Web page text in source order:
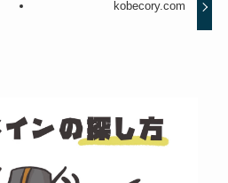
kobecory.com